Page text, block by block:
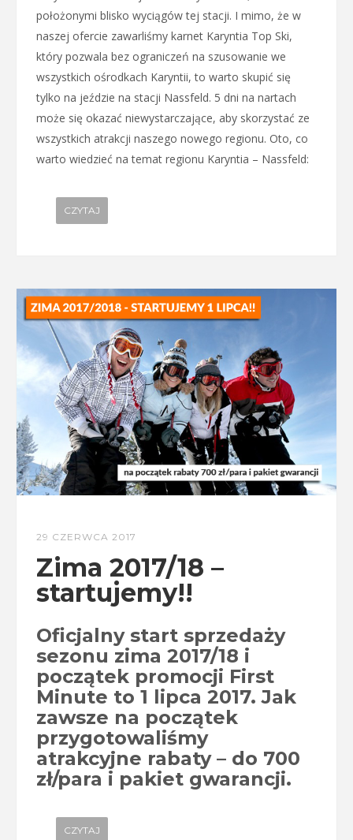
położonymi blisko wyciągów tej stacji. I mimo, że w
naszej ofercie zawarliśmy karnet Karyntia Top Ski,
który pozwala bez ograniczeń na szusowanie we
wszystkich ośrodkach Karyntii, to warto skupić się
tylko na jeździe na stacji Nassfeld. 5 dni na nartach
może się okazać niewystarczające, aby skorzystać ze
wszystkich atrakcji naszego nowego regionu. Oto, co
warto wiedzieć na temat regionu Karyntia – Nassfeld:
CZYTAJ
29 CZERWCA 2017
Zima 2017/18 –
startujemy!!
Oficjalny start sprzedaży
sezonu zima 2017/18 i
początek promocji First
Minute to 1 lipca 2017. Jak
zawsze na początek
przygotowaliśmy
atrakcyjne rabaty – do 700
zł/para i pakiet gwarancji.
CZYTAJ